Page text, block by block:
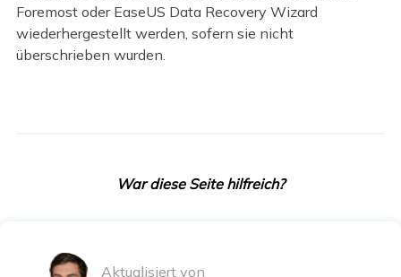
Foremost oder EaseUS Data Recovery Wizard
wiederhergestellt werden, sofern sie nicht
überschrieben wurden.
War diese Seite hilfreich?
Aktualisiert von